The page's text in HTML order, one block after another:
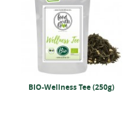
BIO-Wellness Tee (250g)